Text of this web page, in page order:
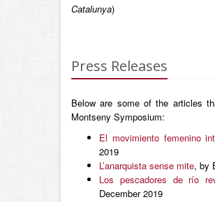
Catalunya)
Press Releases
Below are some of the articles
Montseny Symposium:
El movimiento femenino
2019
L’anarquista sense mite, by
Los pescadores de río
December 2019